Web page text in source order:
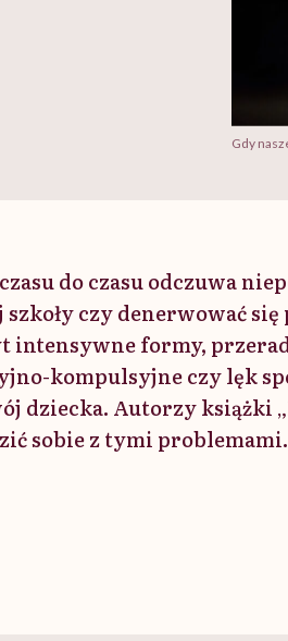
Gdy
do czasu odczuwa
szkoły czy denerwować
intensywne formy,
kompulsyjne czy lęk
dziecka. Autorzy książki
sobie z tymi